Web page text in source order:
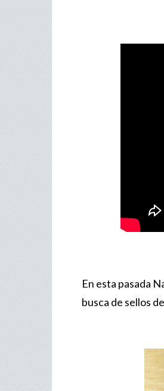
En esta pasada
busca de sellos